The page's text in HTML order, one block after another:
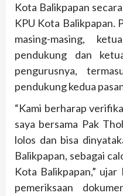
Kota Balikpapan
KPU Kota Balikpapan.
masing-masing,
pendukung dan
pengurusnya,
pendukung kedua
“Kami berharap
saya bersama Pak
lolos dan bisa
Balikpapan, sebagai
Kota Balikpapan,” ujar
pemeriksaan